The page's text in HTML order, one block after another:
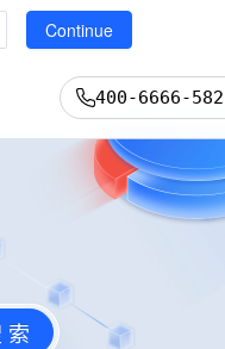
Continue
400-6666-582
索